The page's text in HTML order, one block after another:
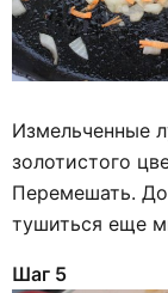
Измельченные
золотистого
Перемешать.
тушиться еще
Шаг 5